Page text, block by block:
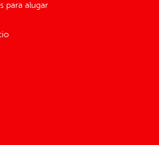
para alugar